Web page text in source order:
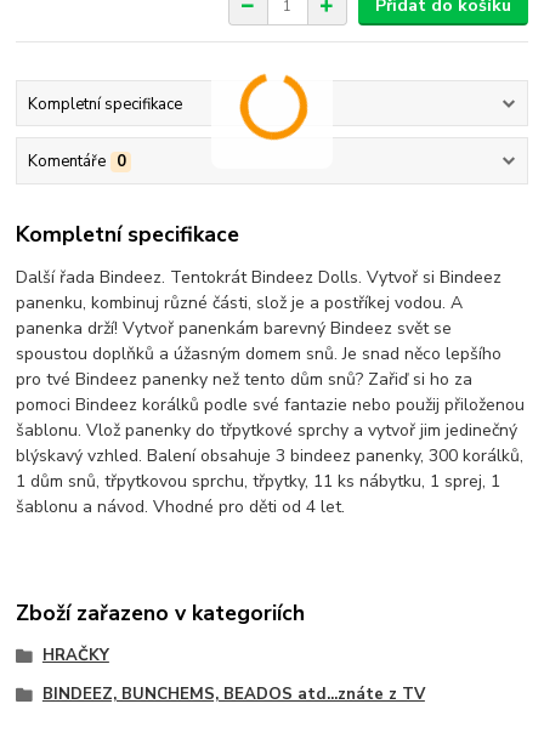
Přidat do košíku
Kompletní specifikace
Komentáře 0
Kompletní specifikace
Další řada Bindeez. Tentokrát Bindeez Dolls. Vytvoř si Bindeez
panenku, kombinuj různé části, slož je a postříkej vodou. A
panenka drží! Vytvoř panenkám barevný Bindeez svět se
spoustou doplňků a úžasným domem snů. Je snad něco lepšího
pro tvé Bindeez panenky než tento dům snů? Zařiď si ho za
pomoci Bindeez korálků podle své fantazie nebo použij přiloženou
šablonu. Vlož panenky do třpytkové sprchy a vytvoř jim jedinečný
blýskavý vzhled. Balení obsahuje 3 bindeez panenky, 300 korálků,
1 dům snů, třpytkovou sprchu, třpytky, 11 ks nábytku, 1 sprej, 1
šablonu a návod. Vhodné pro děti od 4 let.
Zboží zařazeno v kategoriích
HRAČKY
BINDEEZ, BUNCHEMS, BEADOS atd...znáte z TV